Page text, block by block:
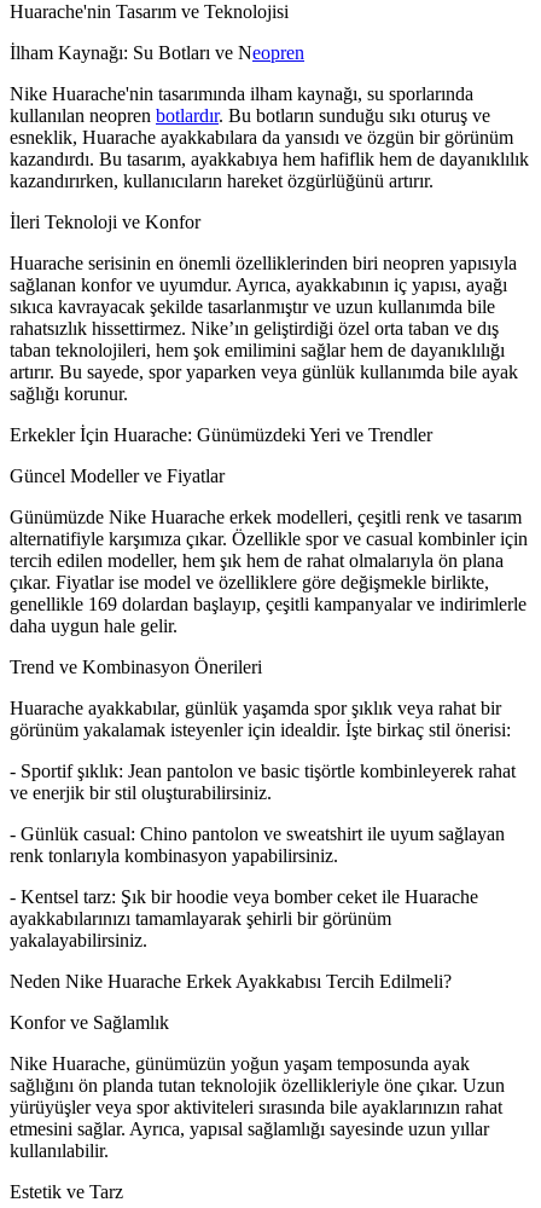
Huarache'nin Tasarım ve Teknolojisi
İlham Kaynağı: Su Botları ve Neopren
Nike Huarache'nin tasarımında ilham kaynağı, su sporlarında
kullanılan neopren botlardır. Bu botların sunduğu sıkı oturuş ve
esneklik, Huarache ayakkabılara da yansıdı ve özgün bir görünüm
kazandırdı. Bu tasarım, ayakkabıya hem hafiflik hem de dayanıklılık
kazandırırken, kullanıcıların hareket özgürlüğünü artırır.
İleri Teknoloji ve Konfor
Huarache serisinin en önemli özelliklerinden biri neopren yapısıyla
sağlanan konfor ve uyumdur. Ayrıca, ayakkabının iç yapısı, ayağı
sıkıca kavrayacak şekilde tasarlanmıştır ve uzun kullanımda bile
rahatsızlık hissettirmez. Nike’ın geliştirdiği özel orta taban ve dış
taban teknolojileri, hem şok emilimini sağlar hem de dayanıklılığı
artırır. Bu sayede, spor yaparken veya günlük kullanımda bile ayak
sağlığı korunur.
Erkekler İçin Huarache: Günümüzdeki Yeri ve Trendler
Güncel Modeller ve Fiyatlar
Günümüzde Nike Huarache erkek modelleri, çeşitli renk ve tasarım
alternatifiyle karşımıza çıkar. Özellikle spor ve casual kombinler için
tercih edilen modeller, hem şık hem de rahat olmalarıyla ön plana
çıkar. Fiyatlar ise model ve özelliklere göre değişmekle birlikte,
genellikle 169 dolardan başlayıp, çeşitli kampanyalar ve indirimlerle
daha uygun hale gelir.
Trend ve Kombinasyon Önerileri
Huarache ayakkabılar, günlük yaşamda spor şıklık veya rahat bir
görünüm yakalamak isteyenler için idealdir. İşte birkaç stil önerisi:
- Sportif şıklık: Jean pantolon ve basic tişörtle kombinleyerek rahat
ve enerjik bir stil oluşturabilirsiniz.
- Günlük casual: Chino pantolon ve sweatshirt ile uyum sağlayan
renk tonlarıyla kombinasyon yapabilirsiniz.
- Kentsel tarz: Şık bir hoodie veya bomber ceket ile Huarache
ayakkabılarınızı tamamlayarak şehirli bir görünüm
yakalayabilirsiniz.
Neden Nike Huarache Erkek Ayakkabısı Tercih Edilmeli?
Konfor ve Sağlamlık
Nike Huarache, günümüzün yoğun yaşam temposunda ayak
sağlığını ön planda tutan teknolojik özellikleriyle öne çıkar. Uzun
yürüyüşler veya spor aktiviteleri sırasında bile ayaklarınızın rahat
etmesini sağlar. Ayrıca, yapısal sağlamlığı sayesinde uzun yıllar
kullanılabilir.
Estetik ve Tarz